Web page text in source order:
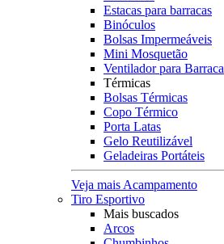
Estacas para barracas
Binóculos
Bolsas Impermeáveis
Mini Mosquetão
Ventilador para Barraca
Térmicas
Bolsas Térmicas
Copo Térmico
Porta Latas
Gelo Reutilizável
Geladeiras Portáteis
Veja mais Acampamento
Tiro Esportivo
Mais buscados
Arcos